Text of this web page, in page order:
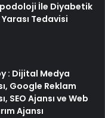
İle Diyabetik
Tedavisi
: Dijital Medya
Google Reklam
SEO Ajansı ve Web
Ajansı